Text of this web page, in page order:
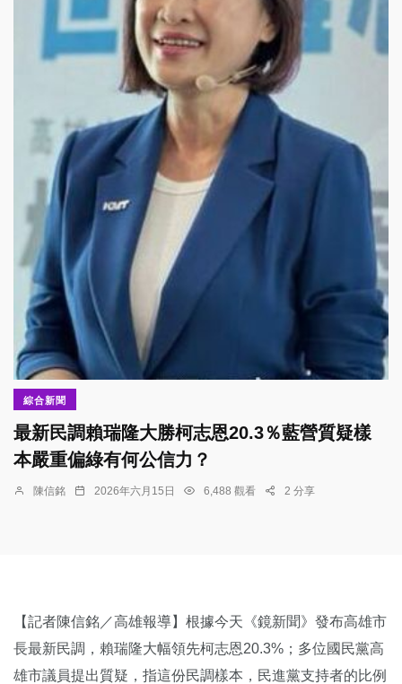
綜合新聞
最新民調賴瑞隆大勝柯志恩20.3％藍營質疑樣
本嚴重偏綠有何公信力？
陳信銘 2026年六月15日 6,488 觀看 2 分享
【記者陳信銘／高雄報導】根據今天《鏡新聞》發布高雄市
長最新民調，賴瑞隆大幅領先柯志恩20.3%；多位國民黨高
雄市議員提出質疑，指這份民調樣本，民進黨支持者的比例